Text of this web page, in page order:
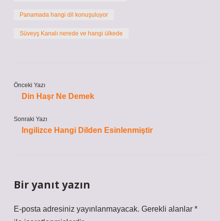
Panamada hangi dil konuşuluyor
Süveyş Kanalı nerede ve hangi ülkede
Önceki Yazı
Din Haşr Ne Demek
Sonraki Yazı
Ingilizce Hangi Dilden Esinlenmiştir
Bir yanıt yazın
E-posta adresiniz yayınlanmayacak. Gerekli alanlar *